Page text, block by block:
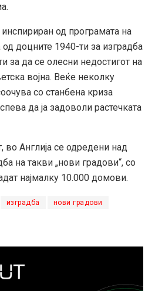
од програмата на
од доцните 1940-ти за изградба
за да се олесни недостигот на
војна. Веќе неколку
со станбена криза
да ја задоволи растечката
во Англија се одредени над
на такви „нови градови“, со
најмалку 10.000 домови.
изградба нови градови